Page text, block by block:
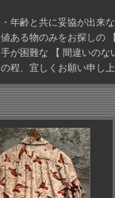
・年齢と共に妥協が出来
値ある物のみをお探しの
手が困難な 【 間違いのな
の程、宜しくお願い申し上